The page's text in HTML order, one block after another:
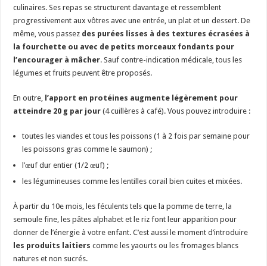
culinaires. Ses repas se structurent davantage et ressemblent
progressivement aux vôtres avec une entrée, un plat et un dessert. De
même, vous passez des purées lisses à des textures écrasées à
la fourchette ou avec de petits morceaux fondants pour
l’encourager à mâcher. Sauf contre-indication médicale, tous les
légumes et fruits peuvent être proposés.
En outre, l’apport en protéines augmente légèrement pour
atteindre 20 g par jour (4 cuillères à café). Vous pouvez introduire :
toutes les viandes et tous les poissons (1 à 2 fois par semaine pour
les poissons gras comme le saumon) ;
l’œuf dur entier (1/2 œuf) ;
les légumineuses comme les lentilles corail bien cuites et mixées.
À partir du 10e mois, les féculents tels que la pomme de terre, la
semoule fine, les pâtes alphabet et le riz font leur apparition pour
donner de l’énergie à votre enfant. C’est aussi le moment d’introduire
les produits laitiers comme les yaourts ou les fromages blancs
natures et non sucrés.